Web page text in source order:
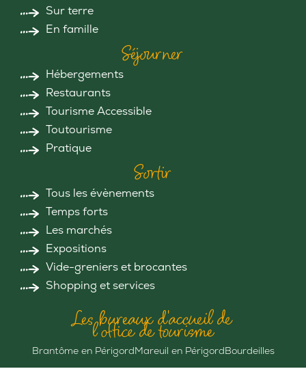
Sur terre
En famille
Séjourner
Hébergements
Restaurants
Tourisme Accessible
Toutourisme
Pratique
Sortir
Tous les évènements
Temps forts
Les marchés
Expositions
Vide-greniers et brocantes
Shopping et services
Les bureaux d'accueil de
l'office de tourisme
Brantôme en PérigordMareuil en PérigordBourdeilles